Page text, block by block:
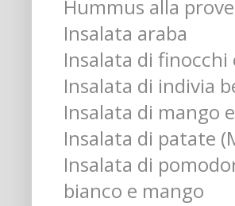
Hummus alla
Insalata araba
Insalata di finocchi
Insalata di indivia
Insalata di mango
Insalata di patate
Insalata di
bianco e mango